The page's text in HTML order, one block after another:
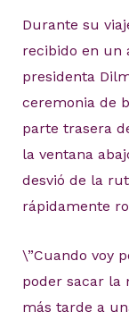
Durante su
recibido en un
presidenta
ceremonia de
parte trasera
la ventana
desvió de la
rápidamente
\”Cuando voy
poder sacar la
más tarde a